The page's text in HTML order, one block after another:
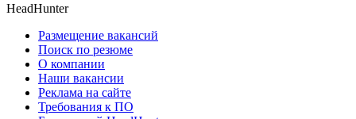
HeadHunter
Размещение вакансий
Поиск по резюме
О компании
Наши вакансии
Реклама на сайте
Требования к ПО